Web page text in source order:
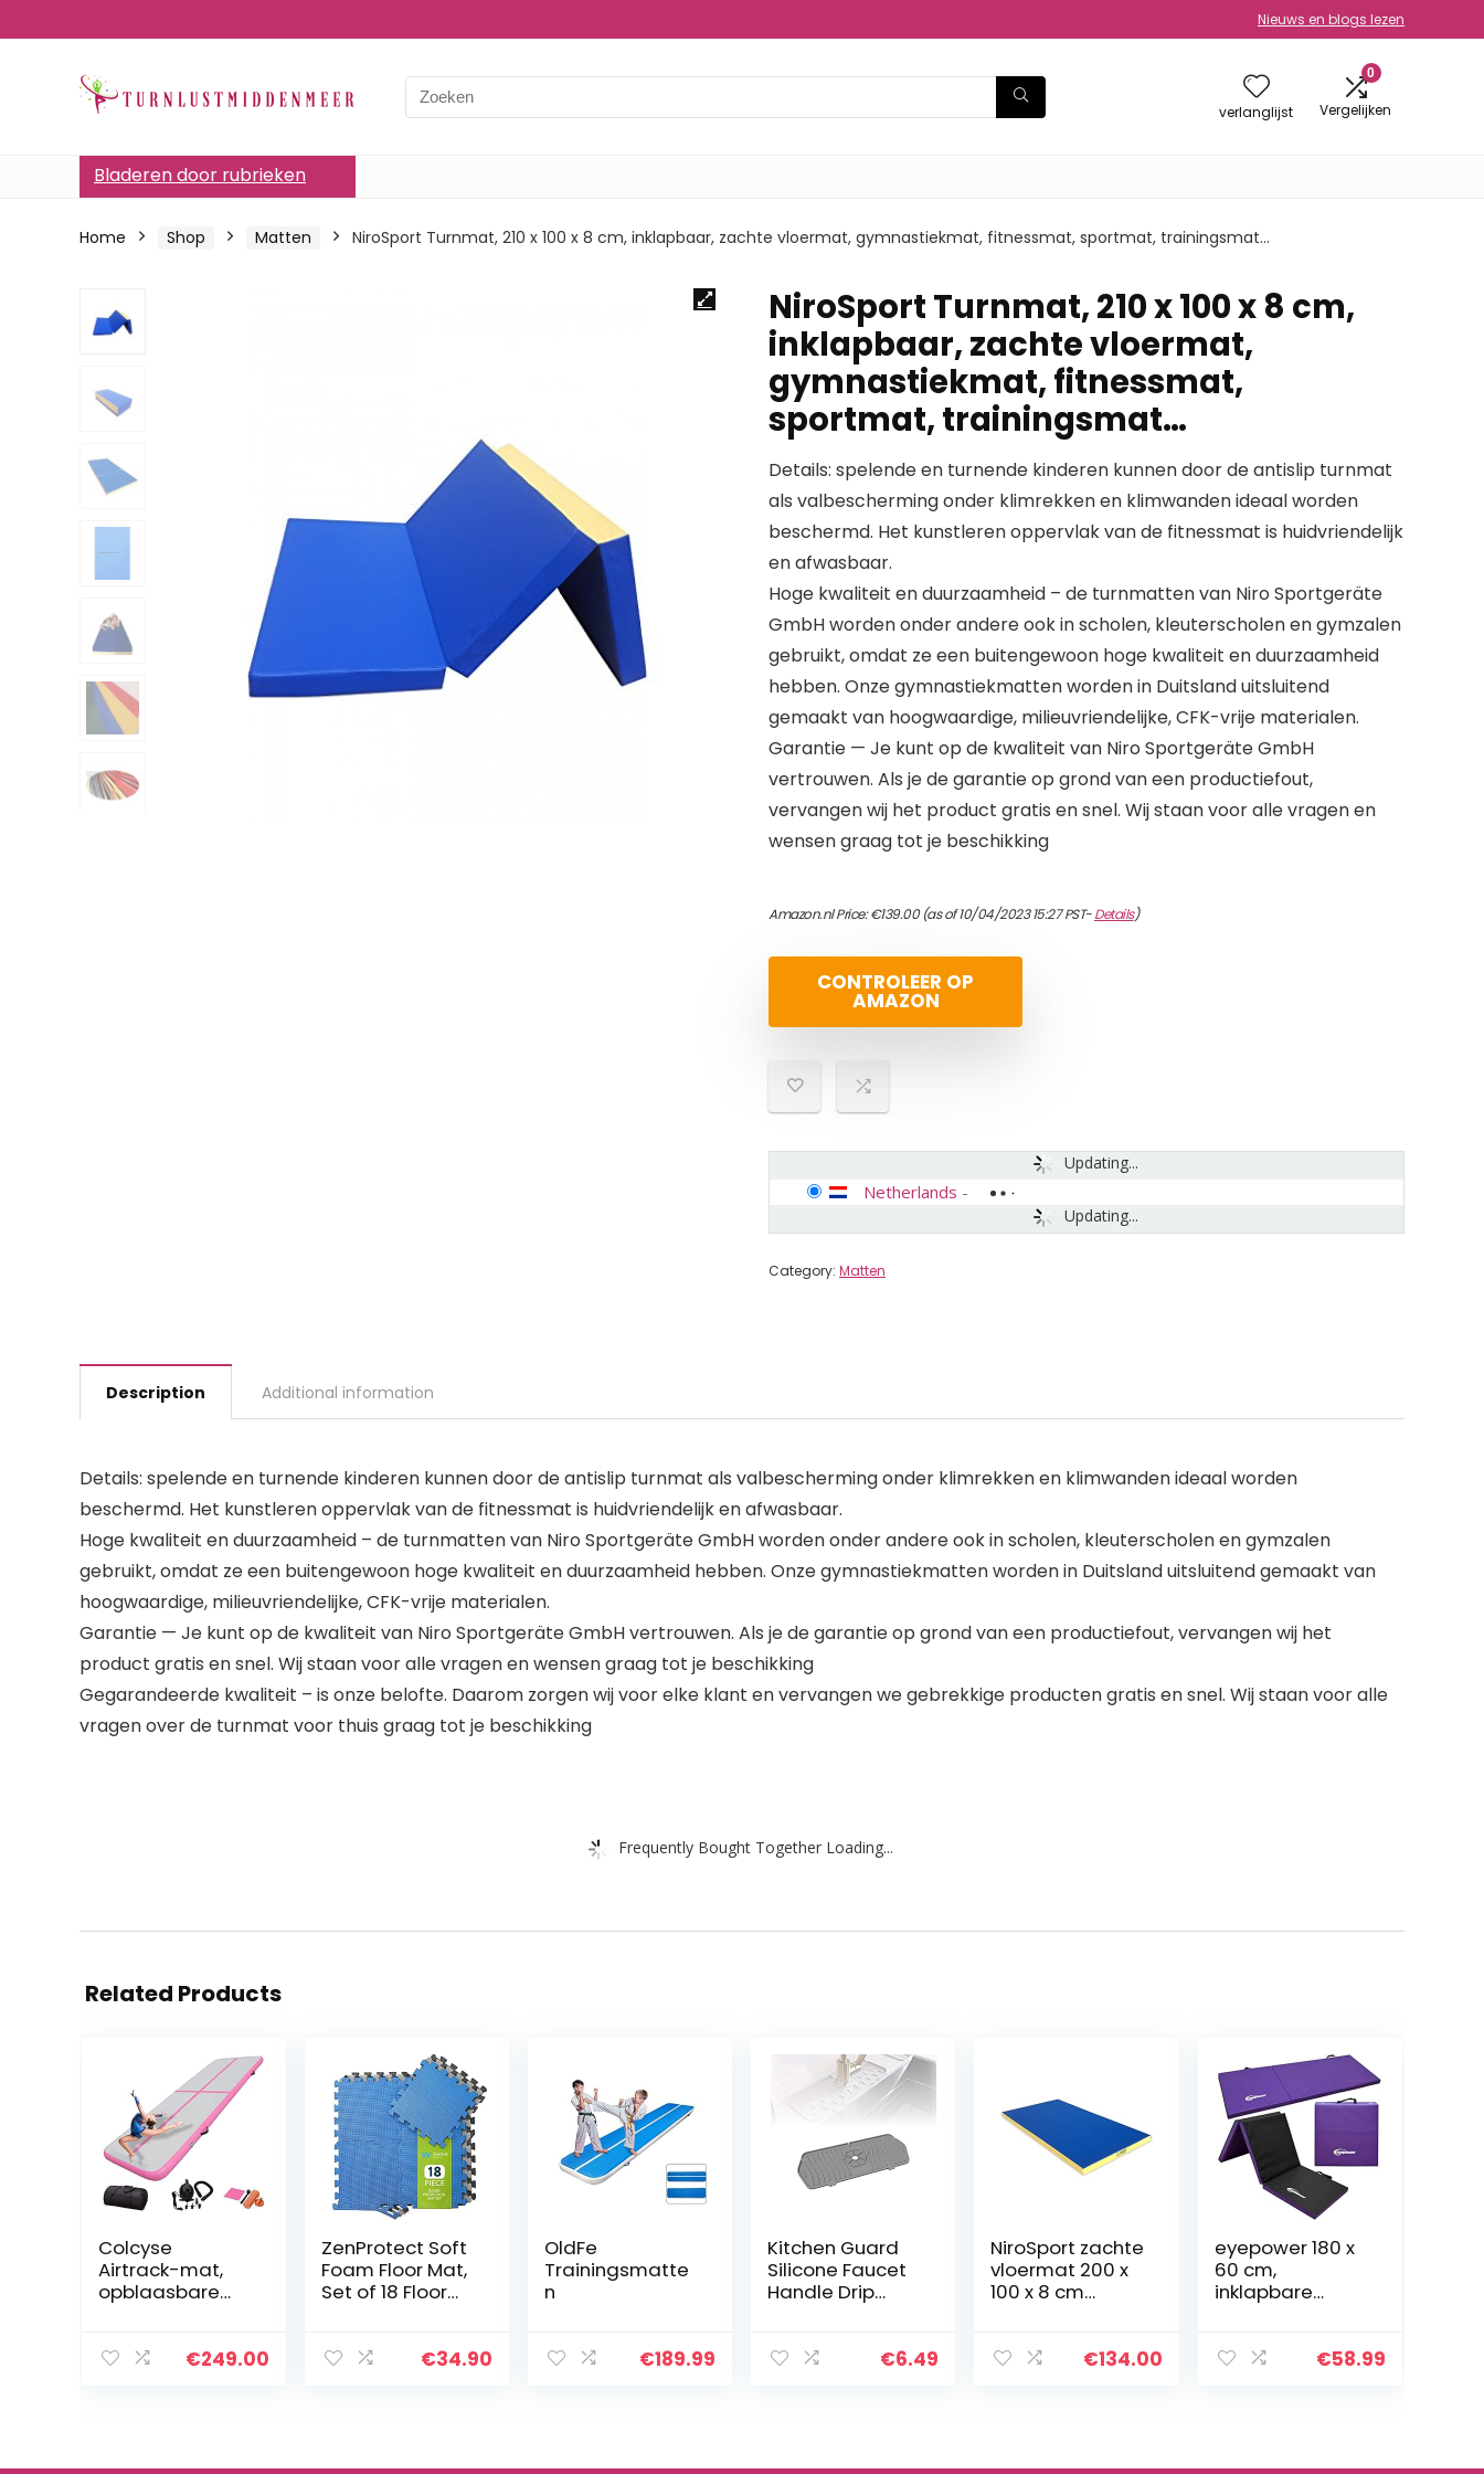
Nieuws en blogs lezen
verlanglijst
0
Vergelijken
Bladeren door rubrieken
Home Shop Matten NiroSport Turnmat, 210 x 100 x 8 cm, inklapbaar, zachte vloermat, gymnastiekmat, fitnessmat, sportmat, trainingsmat…
NiroSport Turnmat, 210 x 100 x 8 cm,
inklapbaar, zachte vloermat,
gymnastiekmat, fitnessmat,
sportmat, trainingsmat…
Details: spelende en turnende kinderen kunnen door de antislip turnmat
als valbescherming onder klimrekken en klimwanden ideaal worden
beschermd. Het kunstleren oppervlak van de fitnessmat is huidvriendelijk
en afwasbaar.
Hoge kwaliteit en duurzaamheid – de turnmatten van Niro Sportgeräte
GmbH worden onder andere ook in scholen, kleuterscholen en gymzalen
gebruikt, omdat ze een buitengewoon hoge kwaliteit en duurzaamheid
hebben. Onze gymnastiekmatten worden in Duitsland uitsluitend
gemaakt van hoogwaardige, milieuvriendelijke, CFK-vrije materialen.
Garantie — Je kunt op de kwaliteit van Niro Sportgeräte GmbH
vertrouwen. Als je de garantie op grond van een productiefout,
vervangen wij het product gratis en snel. Wij staan voor alle vragen en
wensen graag tot je beschikking
Amazon.nl Price:€139.00(as of 10/04/2023 15:27 PST-Details)
CONTROLEER OP
AMAZON
Updating...
Updating...
Netherlands -
Category: Matten
Description Additional information
Details: spelende en turnende kinderen kunnen door de antislip turnmat als valbescherming onder klimrekken en klimwanden ideaal worden
beschermd. Het kunstleren oppervlak van de fitnessmat is huidvriendelijk en afwasbaar.
Hoge kwaliteit en duurzaamheid – de turnmatten van Niro Sportgeräte GmbH worden onder andere ook in scholen, kleuterscholen en gymzalen
gebruikt, omdat ze een buitengewoon hoge kwaliteit en duurzaamheid hebben. Onze gymnastiekmatten worden in Duitsland uitsluitend gemaakt van
hoogwaardige, milieuvriendelijke, CFK-vrije materialen.
Garantie — Je kunt op de kwaliteit van Niro Sportgeräte GmbH vertrouwen. Als je de garantie op grond van een productiefout, vervangen wij het
product gratis en snel. Wij staan voor alle vragen en wensen graag tot je beschikking
Gegarandeerde kwaliteit – is onze belofte. Daarom zorgen wij voor elke klant en vervangen we gebrekkige producten gratis en snel. Wij staan voor alle
vragen over de turnmat voor thuis graag tot je beschikking
Frequently Bought Together Loading...
Related Products
Colcyse
Airtrack-mat,
opblaasbare
3/4/5/6/7 m
€249.00
ZenProtect Soft
Foam Floor Mat,
Set of 18 Floor
Sport, Fitness
€34.90
OldFe
Trainingsmatte
n
€189.99
Kitchen Guard
Silicone Faucet
Handle Drip
Splash Guard
€6.49
NiroSport zachte
vloermat 200 x
100 x 8 cm
gymnastiekmat
€134.00
eyepower 180 x
60 cm,
inklapbare
gymnastiekmat,
yogamat…
€58.99